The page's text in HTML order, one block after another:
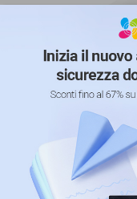
fissare lo schermo
tutta tranquillità
al